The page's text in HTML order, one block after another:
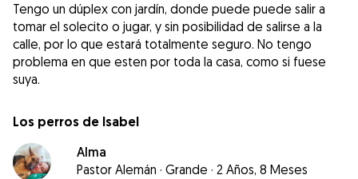
Tengo un dúplex con jardín, donde puede puede salir a
tomar el solecito o jugar, y sin posibilidad de salirse a la
calle, por lo que estará totalmente seguro. No tengo
problema en que esten por toda la casa, como si fuese
suya.
Los perros de Isabel
Alma
Pastor Alemán · Grande · 2 Años, 8 Meses